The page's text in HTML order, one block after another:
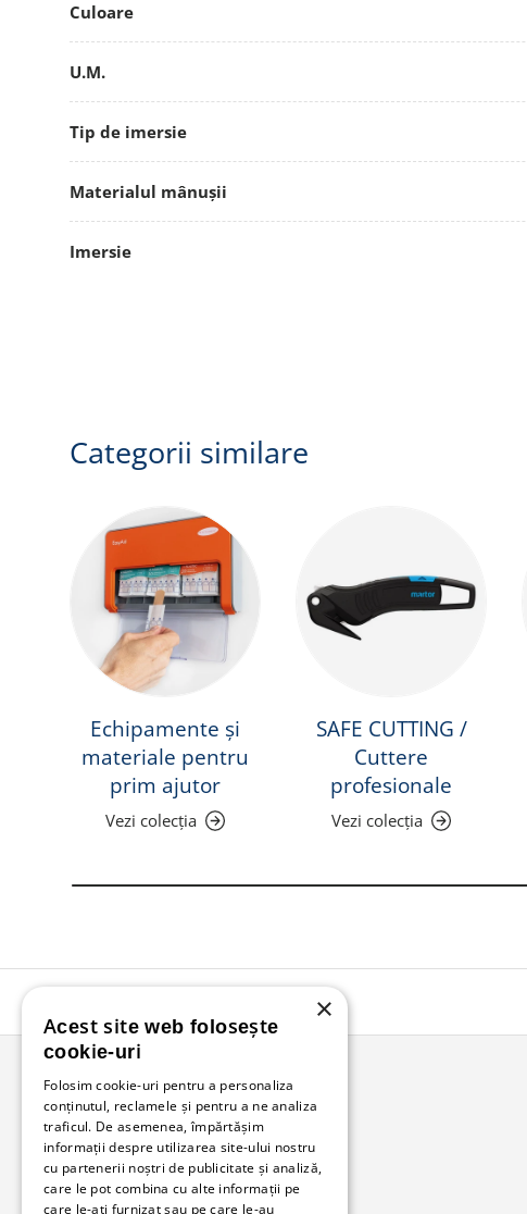
Culoare
U.M.
Tip de imersie
Materialul mânușii
Imersie
Categorii similare
Echipamente și
materiale pentru
prim ajutor
Vezi colecția
SAFE CUTTING /
Cuttere
profesionale
Vezi colecția
Bunzl Romania
Soluții complete pentru afacerea ta.
×
Acest site web folosește
cookie-uri
Folosim cookie-uri pentru a personaliza
conținutul, reclamele și pentru a ne analiza
traficul. De asemenea, împărtășim
informații despre utilizarea site-ului nostru
cu partenerii noștri de publicitate și analiză,
care le pot combina cu alte informații pe
care le-ați furnizat sau pe care le-au